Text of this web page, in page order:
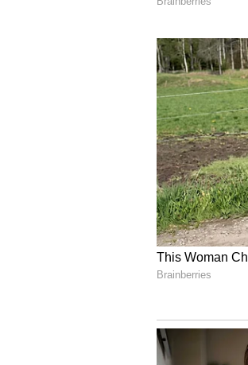
- ಒಬಿಸಿ ಮೀಸಲು
- ‘ತ್ರಿವಳಿ
- ಈ ಕುರಿತು
- ತ್ರಿವಳಿ ಪರೀಕ್ಷಾ
- ಯಾವುದೇ
- ಅವಧಿ ಮುಗಿದ
- 5 ವರ್ಷ ಅವಧಿ
- ಎಸ್ಸಿ,
- ಅದರಂತೆ
ಎಲ್ಲ ಚುನಾವಣೆಗೂ
ಮಧ್ಯಪ್ರದೇಶ